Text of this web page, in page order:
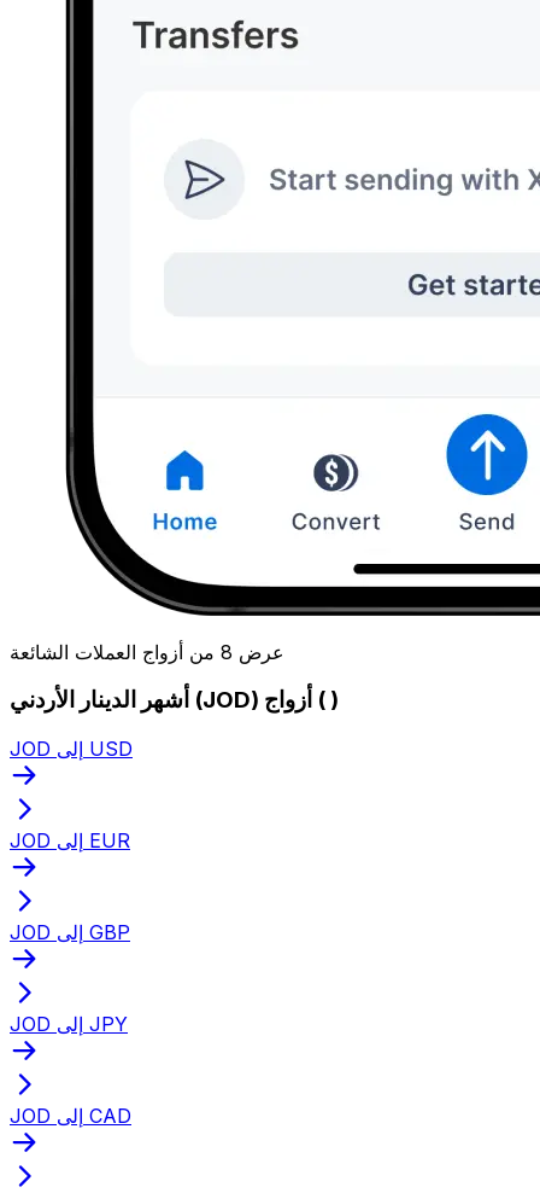
عرض 8 من أزواج العملات الشائعة
أشهر الدينار الأردني (JOD) أزواج ( )
JOD إلى USD
JOD إلى EUR
JOD إلى GBP
JOD إلى JPY
JOD إلى CAD